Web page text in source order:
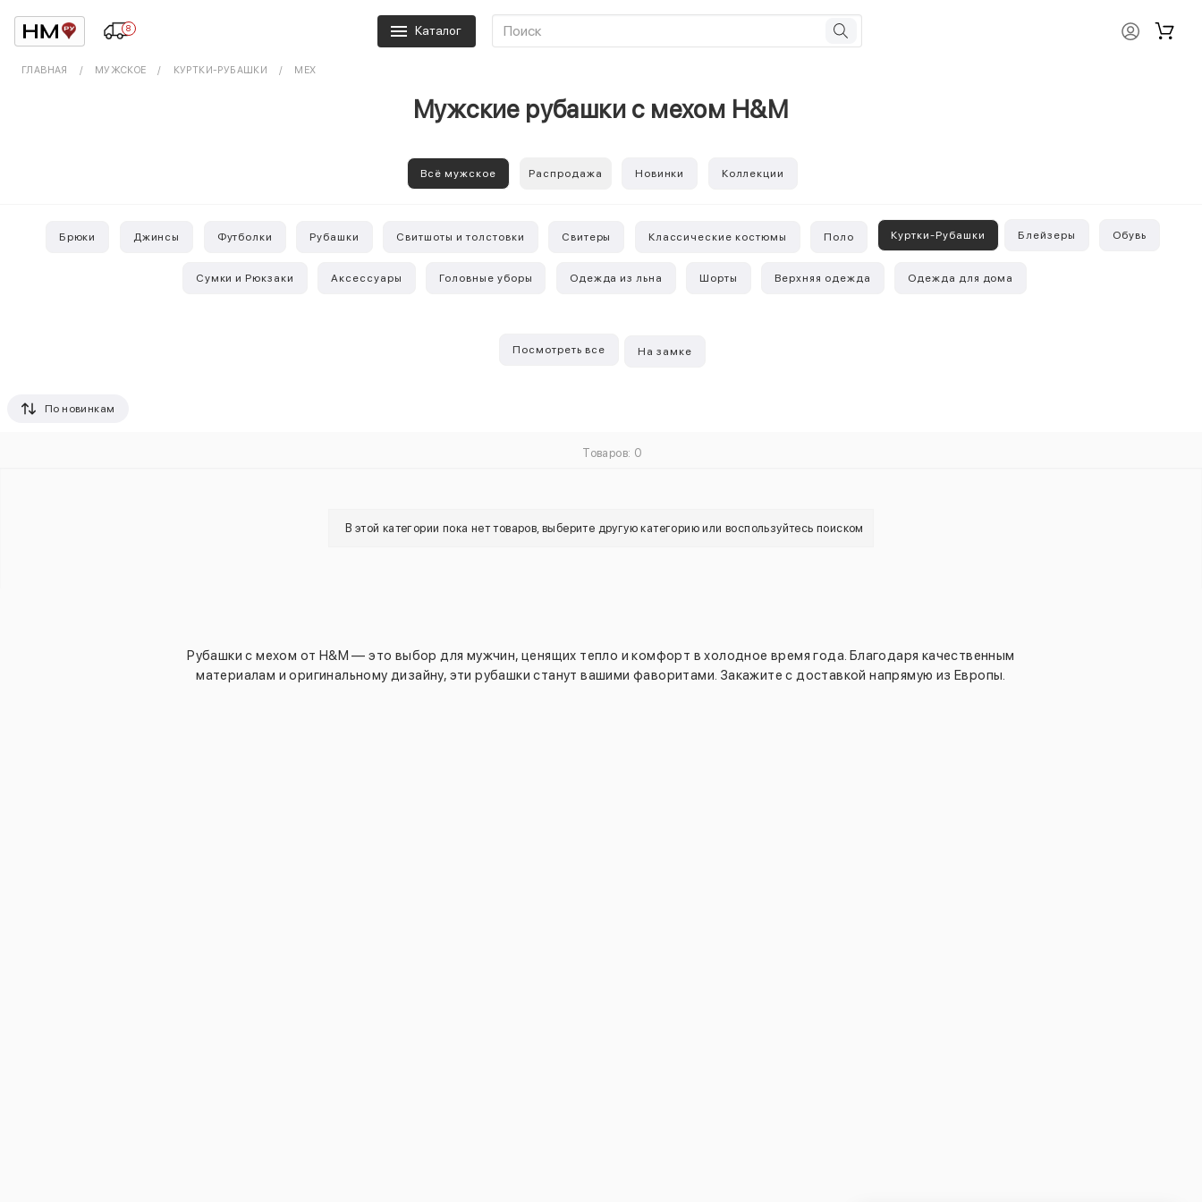
8 Каталог
ГЛАВНАЯ МУЖСКОЕ КУРТКИ-РУБАШКИ МЕХ
Мужские рубашки с мехом H&M
Всё мужское Распродажа Новинки Коллекции
Брюки Джинсы Футболки Рубашки Свитшоты и толстовки Свитеры Классические костюмы Поло Куртки-Рубашки Блейзеры Обувь
Сумки и Рюкзаки Аксессуары Головные уборы Одежда из льна Шорты Верхняя одежда Одежда для дома
Посмотреть все На замке
По новинкам
Товаров: 0
В этой категории пока нет товаров, выберите другую категорию или воспользуйтесь поиском
Рубашки с мехом от H&M — это выбор для мужчин, ценящих тепло и комфорт в холодное время года. Благодаря качественным
материалам и оригинальному дизайну, эти рубашки станут вашими фаворитами. Закажите с доставкой напрямую из Европы.